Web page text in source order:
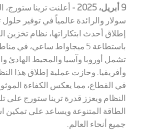
9 أبريل، 2025 - أعلنت ترينا ستورج،
سولار والرائدة عالمياًفي توفير
باستطاعة 5 ميجاواط ساعي، في
تشمل أوروبا وآسيا والمحيط الهادئ
وأفريقيا. وحازت عملية إطلاق هذا
في القطاع، مما يعكس الكفاءة
النظام ويعزز قدرة ترينا ستورج على
الطاقة المتنوعة ويساعد على تمكين
جميع أنحاء العالم.